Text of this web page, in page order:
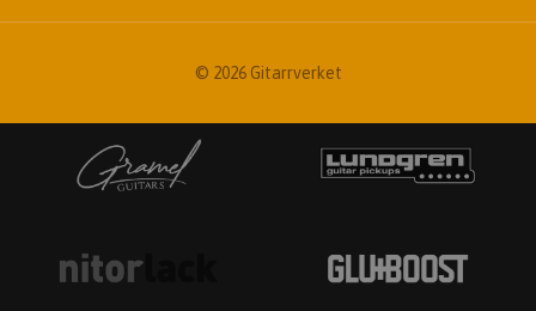
© 2026 Gitarrverket